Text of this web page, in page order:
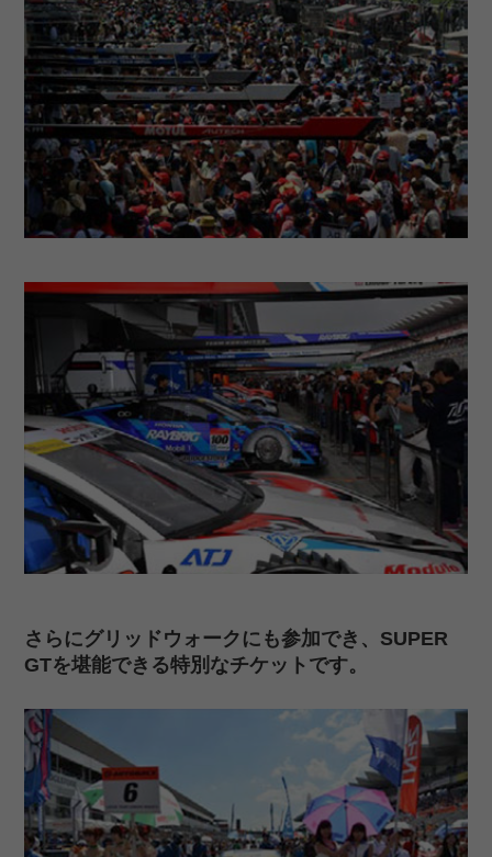
さらにグリッドウォークにも参加でき、SUPER
GTを堪能できる特別なチケットです。